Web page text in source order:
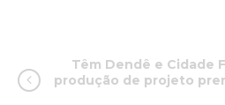
Têm Dendê e Cidade
produção de projeto